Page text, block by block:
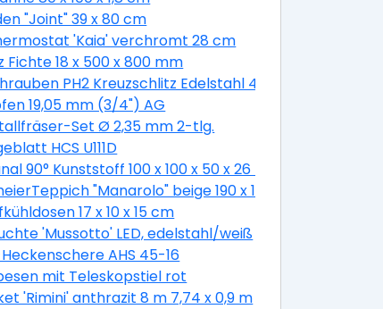
"Joint" 39 x 80 cm
'Kaia' verchromt 28 cm
Fichte 18 x 500 x 800 mm
PH2 Kreuzschlitz Edelstahl 4,8 x 19 mm 50
19,05 mm (3/4") AG
Set Ø 2,35 mm 2-tlg.
HCS U111D
90° Kunststoff 100 x 100 x 50 x 26 mm
"Manarolo" beige 190 x 130 cm
17 x 10 x 15 cm
'Mussotto' LED, edelstahl/weiß
AHS 45-16
mit Teleskopstiel rot
'Rimini' anthrazit 8 m 7,74 x 0,9 m